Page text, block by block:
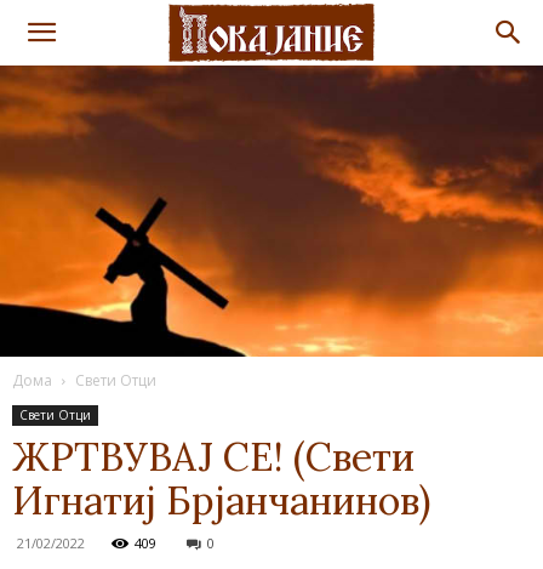
Дома Свети Отци
Свети Отци
ЖРТВУВАЈ СЕ! (Свети
Игнатиј Брјанчанинов)
21/02/2022 409 0